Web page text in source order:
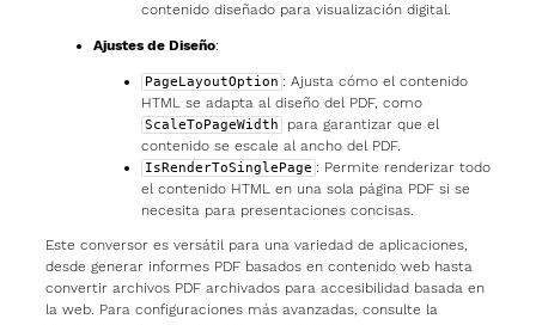
contenido diseñado para visualización digital.
Ajustes de Diseño:
PageLayoutOption : Ajusta cómo el contenido
HTML se adapta al diseño del PDF, como
ScaleToPageWidth
para garantizar que el
contenido se escale al ancho del PDF.
IsRenderToSinglePage : Permite renderizar todo
el contenido HTML en una sola página PDF si se
necesita para presentaciones concisas.
Este conversor es versátil para una variedad de aplicaciones,
desde generar informes PDF basados en contenido web hasta
convertir archivos PDF archivados para accesibilidad basada en
la web. Para configuraciones más avanzadas, consulte la